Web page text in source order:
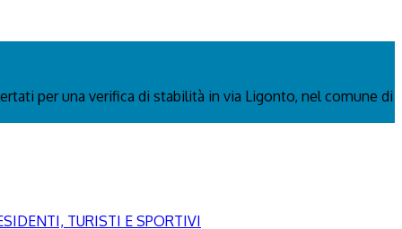
per una verifica di stabilità in via Ligonto, nel comune di
TURISTI E SPORTIVI